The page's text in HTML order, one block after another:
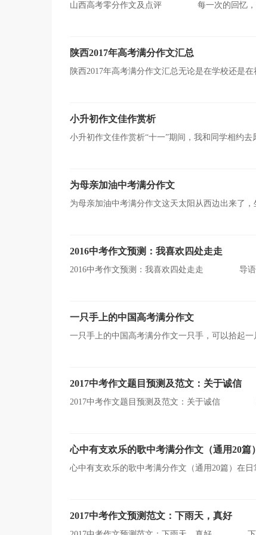
山西高考零分作文及点评 每一次的回忆，每
陕西2017年高考满分作文汇总
陕西2017年高考满分作文汇总无论是在学校还是
小升初作文佳作赏析
小升初作文佳作赏析“十一”期间，我和同学相约
为母亲加油中考满分作文
为母亲加油中考满分作文这天太阳从西边出来了
2016中考作文预测：我喜欢四处走走
2016中考作文预测：我喜欢四处走走 导语：
一只手上的中国高考满分作文
一只手上的中国高考满分作文一只手，可以拾起
2017中考作文题目预测及范文：关于诚信
2017中考作文题目预测及范文：关于诚信 导
心中有支欢乐的歌中考满分作文（通用20篇）
心中有支欢乐的歌中考满分作文（通用20篇）在
2017中考作文预测范文：下雨天，真好